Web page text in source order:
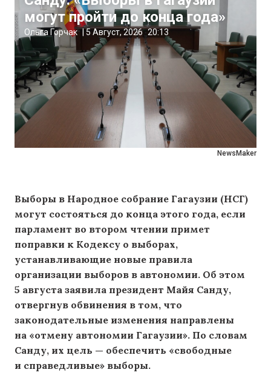
NewsMaker
могут пройти до конца года»
Ольга Горчак |5 Август, 2026 20:13
Выборы в Народное собрание Гагаузии (НСГ)
могут состояться до конца этого года, если
парламент во втором чтении примет
поправки к Кодексу о выборах,
устанавливающие новые правила
организации выборов в автономии. Об этом
5 августа заявила президент Майя Санду,
отвергнув обвинения в том, что
законодательные изменения направлены
на «отмену автономии Гагаузии». По словам
Санду, их цель — обеспечить «свободные
и справедливые» выборы.